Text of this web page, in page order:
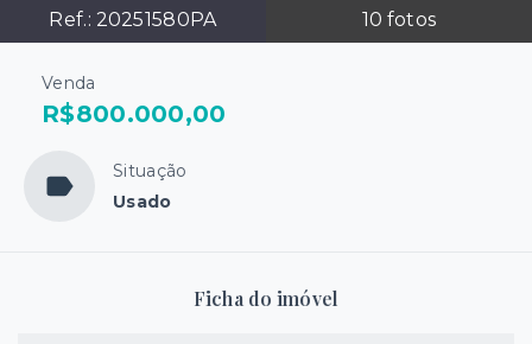
Ref.: 20251580PA 10 fotos
Venda
R$800.000,00
Situação
Usado
Ficha do imóvel